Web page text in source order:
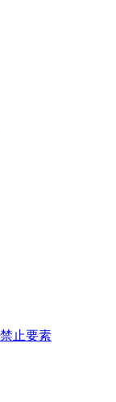
止要素